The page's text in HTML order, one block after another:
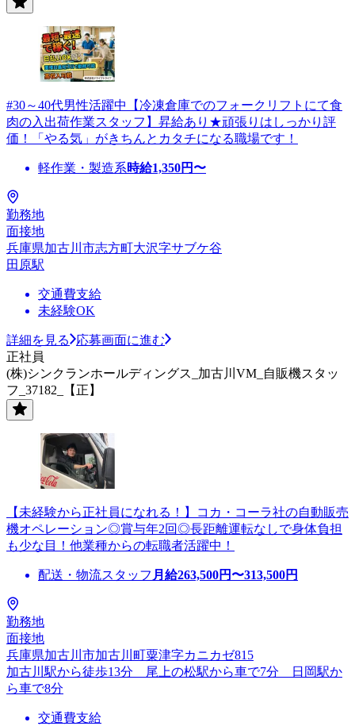
#30～40代男性活躍中【冷凍倉庫でのフォークリフトにて食
肉の入出荷作業スタッフ】昇給あり★頑張りはしっかり評
価！「やる気」がきちんとカタチになる職場です！
軽作業・製造系時給1,350円〜
勤務地
面接地
兵庫県加古川市志方町大沢字サブケ谷
田原駅
交通費支給
未経験OK
詳細を見る
応募画面に進む
正社員
(株)シンクランホールディングス_加古川VM_自販機スタッ
フ_37182_【正】
【未経験から正社員になれる！】コカ・コーラ社の自動販売
機オペレーション◎賞与年2回◎長距離運転なしで身体負担
も少な目！他業種からの転職者活躍中！
配送・物流スタッフ 月給263,500円〜313,500円
勤務地
面接地
兵庫県加古川市加古川町粟津字カニカゼ815
加古川駅から徒歩13分 尾上の松駅から車で7分 日岡駅か
ら車で8分
交通費支給